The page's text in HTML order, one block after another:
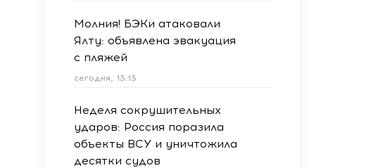
Молния! БЭКи атаковали
Ялту: объявлена эвакуация
с пляжей
сегодня, 13:13
Неделя сокрушительных
ударов: Россия поразила
объекты ВСУ и уничтожила
десятки судов